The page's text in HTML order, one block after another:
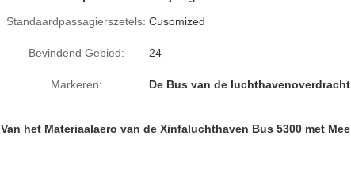
Standaardpassagierszetels: Cusomized
Bevindend Gebied: 24
Markeren: De Bus van de luchthavenoverdracht
Van het Materiaalaero van de Xinfaluchthaven Bus 5300 met